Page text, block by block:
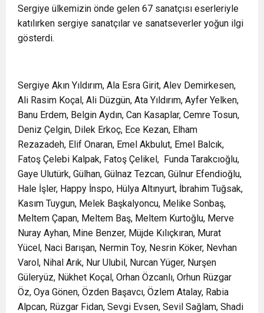
Sergiye ülkemizin önde gelen 67 sanatçısı eserleriyle
katılırken sergiye sanatçılar ve sanatseverler yoğun ilgi
gösterdi.
Sergiye Akın Yıldırım, Ala Esra Girit, Alev Demirkesen,
Ali Rasim Koçal, Ali Düzgün, Ata Yıldırım, Ayfer Yelken,
Banu Erdem, Belgin Aydın, Can Kasaplar, Cemre Tosun,
Deniz Çelgin, Dilek Erkoç, Ece Kezan, Elham
Rezazadeh, Elif Onaran, Emel Akbulut, Emel Balcık,
Fatoş Çelebi Kalpak, Fatoş Çelikel, Funda Tarakcıoğlu,
Gaye Ulutürk, Gülhan, Gülnaz Tezcan, Gülnur Efendioğlu,
Hale İşler, Happy İnspo, Hülya Altınyurt, İbrahim Tuğsak,
Kasım Tuygun, Melek Başkalyoncu, Melike Sonbaş,
Meltem Çapan, Meltem Baş, Meltem Kurtoğlu, Merve
Nuray Ayhan, Mine Benzer, Müjde Kılıçkıran, Murat
Yücel, Naci Barışan, Nermin Toy, Nesrin Köker, Nevhan
Varol, Nihal Arık, Nur Ulubil, Nurcan Yüger, Nurşen
Güleryüz, Nükhet Koçal, Orhan Özcanlı, Orhun Rüzgar
Öz, Oya Gönen, Özden Başavcı, Özlem Atalay, Rabia
Alpcan, Rüzgar Fidan, Sevgi Evsen, Sevil Sağlam, Shadi